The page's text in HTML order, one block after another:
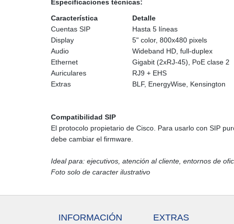
Especificaciones técnicas:
Característica
Detalle
Cuentas SIP Hasta 5 líneas
Display
5" color, 800x480 pixels
Audio
Wideband HD, full-duplex
Ethernet
Gigabit (2xRJ-45), PoE clase 2
Auriculares
RJ9 + EHS
Extras
BLF, EnergyWise, Kensington
Compatibilidad SIP
El protocolo propietario de Cisco. Para usarlo con SIP
debe cambiar el firmware.
Ideal para: ejecutivos, atención al cliente, entornos de
Foto solo de caracter ilustrativo
INFORMACIÓN EXTRAS